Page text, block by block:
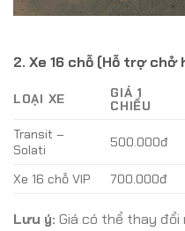
2. Xe 16 chỗ (Hỗ trợ chở
LOẠI XE
GIÁ 1
CHIỀU
Transit –
Solati
500.000đ
Xe 16 chỗ VIP 700.000đ
Lưu ý: Giá có thể thay đổi